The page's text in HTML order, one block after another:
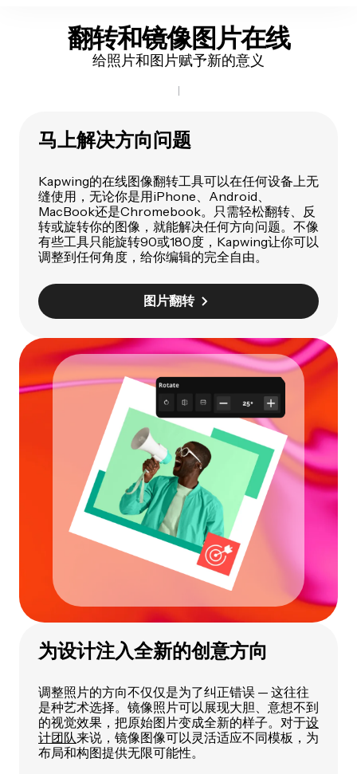
翻转和镜像图片在线
给照片和图片赋予新的意义
马上解决方向问题
Kapwing的在线图像翻转工具可以在任何设备上无
缝使用，无论你是用iPhone、Android、
MacBook还是Chromebook。只需轻松翻转、反
转或旋转你的图像，就能解决任何方向问题。不像
有些工具只能旋转90或180度，Kapwing让你可以
调整到任何角度，给你编辑的完全自由。
图片翻转
为设计注入全新的创意方向
调整照片的方向不仅仅是为了纠正错误 — 这往往
是种艺术选择。镜像照片可以展现大胆、意想不到
的视觉效果，把原始图片变成全新的样子。对于设
计团队来说，镜像图像可以灵活适应不同模板，为
布局和构图提供无限可能性。